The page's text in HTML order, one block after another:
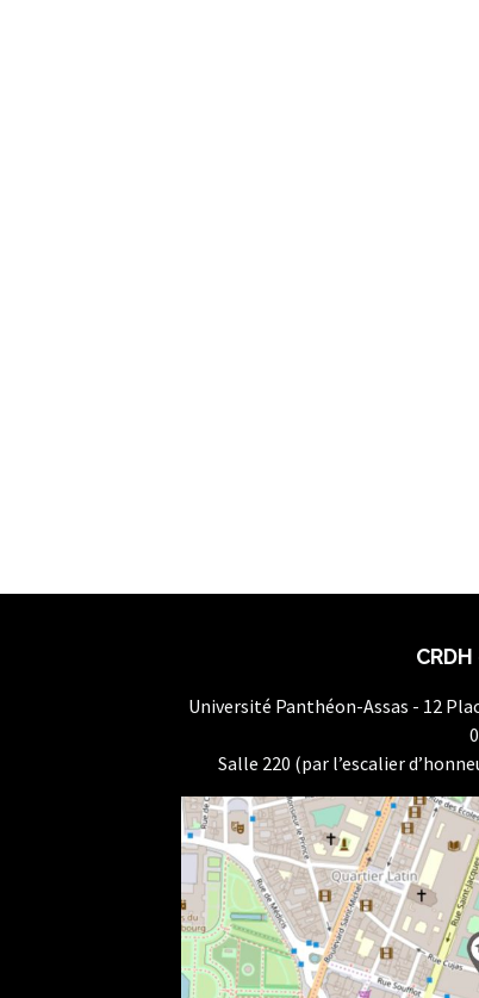
Université Panthéon-Assas - 12
Salle 220 (par l’escalier